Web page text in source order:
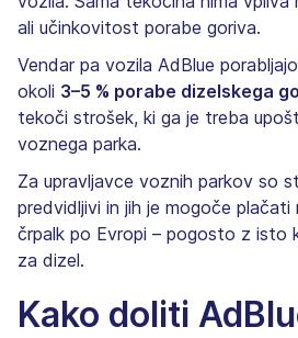
ali učinkovitost porabe goriva.
Vendar pa vozila AdBlue
okoli 3–5 % porabe dizelskega
tekoči strošek, ki ga je treba
voznega parka.
Za upravljavce voznih parkov so
predvidljivi in jih je mogoče plačati
črpalk po Evropi – pogosto z isto
za dizel.
Kako doliti